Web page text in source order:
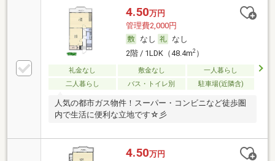
4.50万円
管理費2,000円
なし
なし
2階 / 1LDK（48.4m2）
礼金なし 敷金なし
一人暮らし
二人暮らし
バス・トイレ別 駐車場(近隣含)
人気の都市ガス物件！スーパー・コンビニなど徒歩圏
内で生活に便利な立地です☆彡
4.50万円